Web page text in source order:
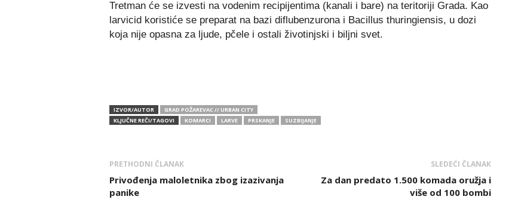
Tretman će se izvesti na vodenim recipijentima (kanali i bare) na teritoriji Grada. Kao
larvicid koristiće se preparat na bazi diflubenzurona i Bacillus thuringiensis, u dozi
koja nije opasna za ljude, pčele i ostali životinjski i biljni svet.
IZVOR/AUTOR
GRAD POŽAREVAC // URBAN CITY
KLJUČNE REČI/TAGOVI
KOMARCI LARVE PRSKANJE SUZBIJANJE
PRETHODNI ČLANAK
Privođenja maloletnika zbog izazivanja
panike
SLEDEĆI ČLANAK
Za dan predato 1.500 komada oružja i
više od 100 bombi